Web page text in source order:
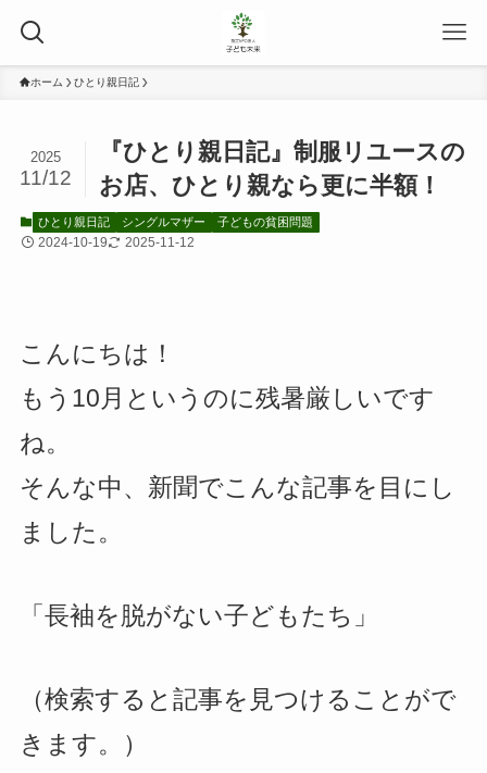
ホーム ひとり親日記
『ひとり親日記』制服リユースの
お店、ひとり親なら更に半額！
2025
11/12
ひとり親日記 シングルマザー 子どもの貧困問題
2024-10-19 2025-11-12
こんにちは！
もう10月というのに残暑厳しいです
ね。
そんな中、新聞でこんな記事を目にし
ました。
「長袖を脱がない子どもたち」
（検索すると記事を見つけることがで
きます。）